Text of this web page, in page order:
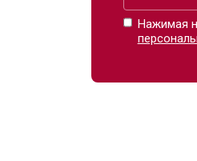
Нажимая